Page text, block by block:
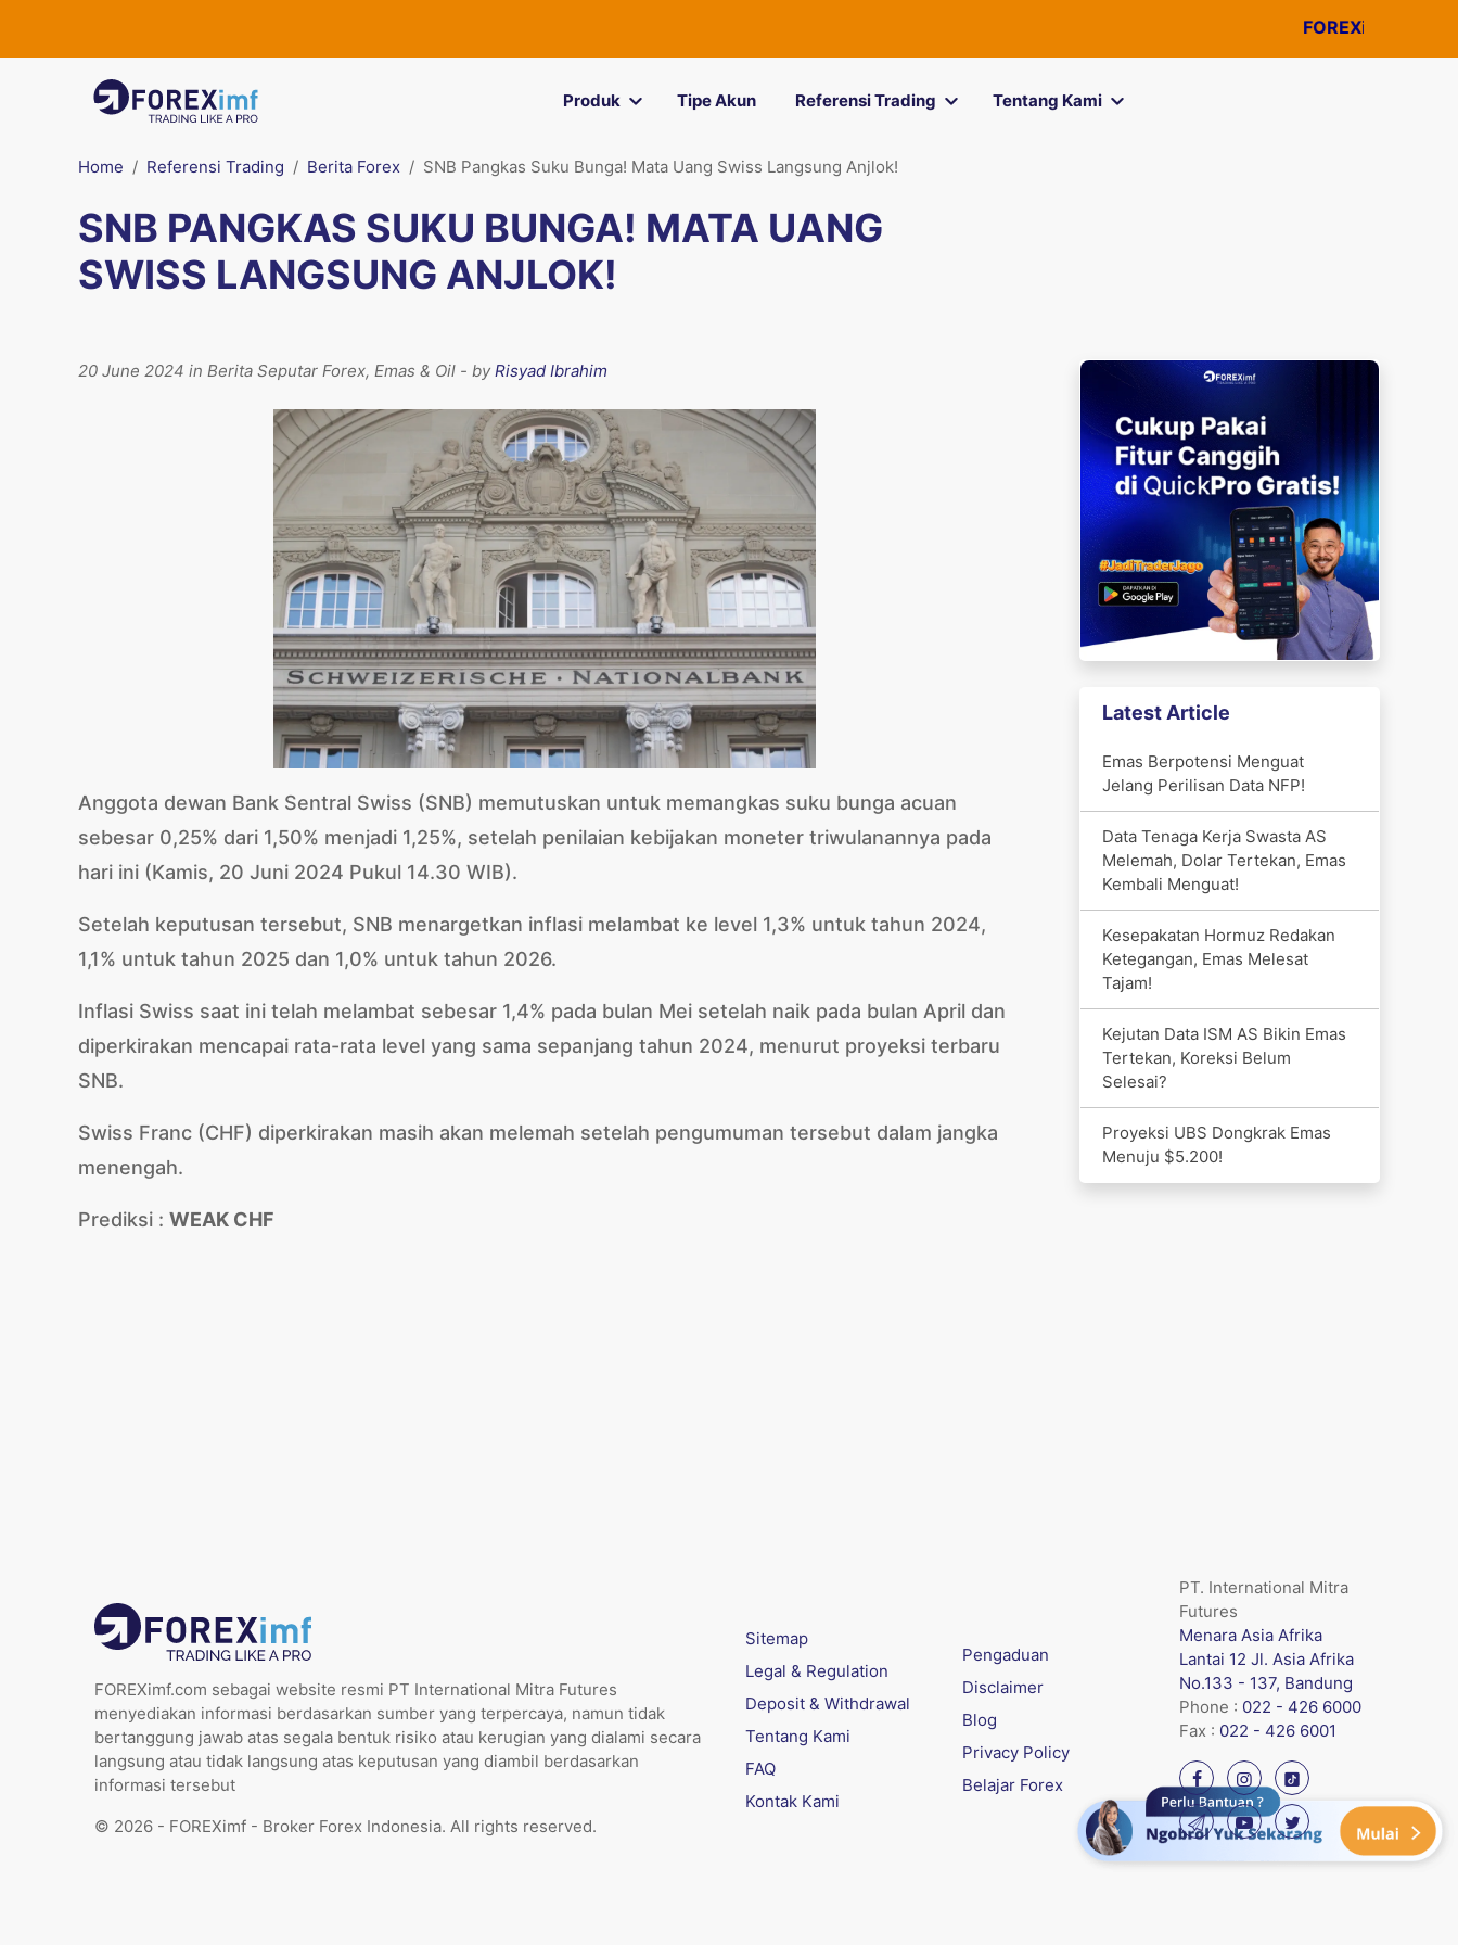
FOREXimfkini
Produk Tipe Akun Referensi Trading Tentang Kami
Home Referensi Trading Berita Forex SNB Pangkas Suku Bunga! Mata Uang Swiss Langsung Anjlok!
SNB PANGKAS SUKU BUNGA! MATA UANG
SWISS LANGSUNG ANJLOK!
20 June 2024 in Berita Seputar Forex, Emas & Oil - byRisyad Ibrahim
Anggota dewan Bank Sentral Swiss (SNB) memutuskan untuk memangkas suku bunga acuan
sebesar 0,25% dari 1,50% menjadi 1,25%, setelah penilaian kebijakan moneter triwulanannya pada
hari ini (Kamis, 20 Juni 2024 Pukul 14.30 WIB).
Setelah keputusan tersebut, SNB menargetkan inflasi melambat ke level 1,3% untuk tahun 2024,
1,1% untuk tahun 2025 dan 1,0% untuk tahun 2026.
Inflasi Swiss saat ini telah melambat sebesar 1,4% pada bulan Mei setelah naik pada bulan April dan
diperkirakan mencapai rata-rata level yang sama sepanjang tahun 2024, menurut proyeksi terbaru
SNB.
Swiss Franc (CHF) diperkirakan masih akan melemah setelah pengumuman tersebut dalam jangka
menengah.
Prediksi : WEAK CHF
Latest Article
Emas Berpotensi Menguat
Jelang Perilisan Data NFP!
Data Tenaga Kerja Swasta AS
Melemah, Dolar Tertekan, Emas
Kembali Menguat!
Kesepakatan Hormuz Redakan
Ketegangan, Emas Melesat
Tajam!
Kejutan Data ISM AS Bikin Emas
Tertekan, Koreksi Belum
Selesai?
Proyeksi UBS Dongkrak Emas
Menuju $5.200!
FOREXimf.com sebagai website resmi PT International Mitra Futures
menyediakan informasi berdasarkan sumber yang terpercaya, namun tidak
bertanggung jawab atas segala bentuk risiko atau kerugian yang dialami secara
langsung atau tidak langsung atas keputusan yang diambil berdasarkan
informasi tersebut
© 2026 - FOREXimf - Broker Forex Indonesia. All rights reserved.
Sitemap
Legal & Regulation
Deposit & Withdrawal
Tentang Kami
FAQ
Kontak Kami
Pengaduan
Disclaimer
Blog
Privacy Policy
Belajar Forex
PT. International Mitra
Futures
Menara Asia Afrika
Lantai 12 Jl. Asia Afrika
No.133 - 137, Bandung
Phone : 022 - 426 6000
Fax : 022 - 426 6001